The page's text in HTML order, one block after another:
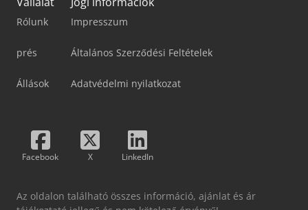
Rólunk
prés
Állások
Impresszum
Általános Szerződési Feltételek
Adatvédelmi nyilatkozat
Facebook X LinkedIn
Az oldalon található összes információ, ajánlat és ár